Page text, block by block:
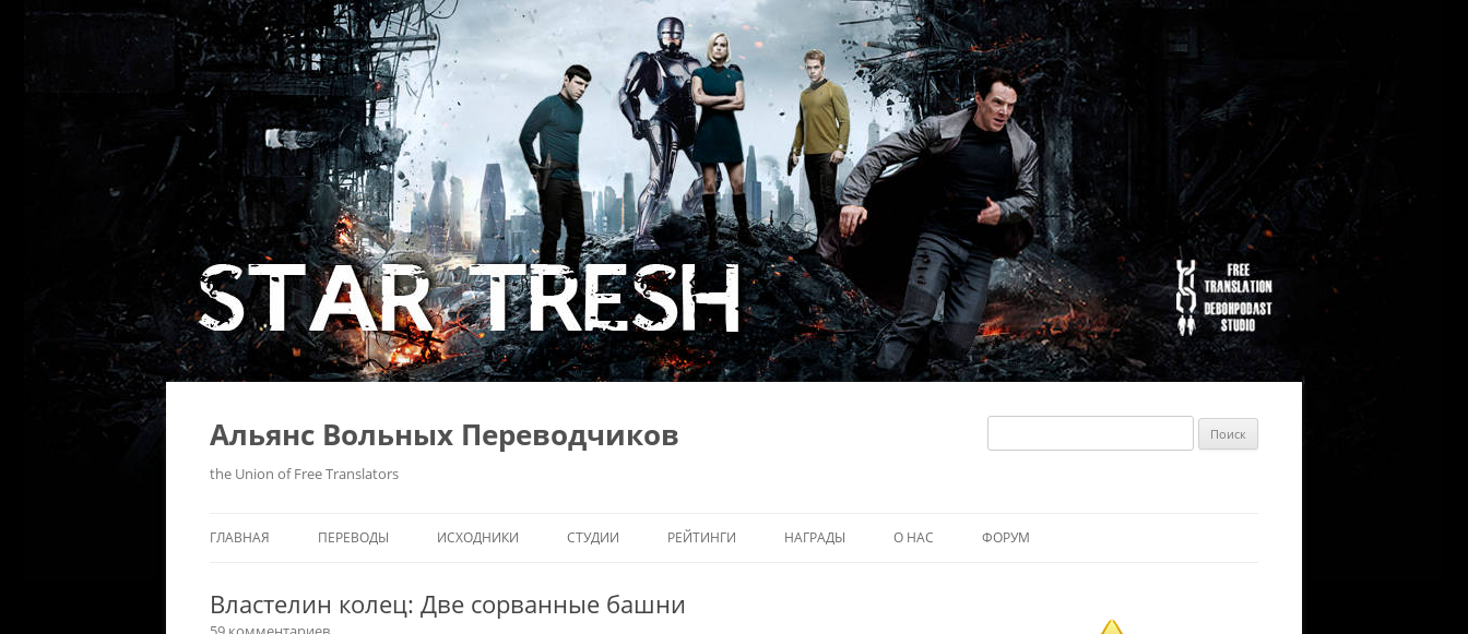
Альянс Вольных Переводчиков
the Union of Free Translators
Найти:
ГЛАВНАЯ ПЕРЕВОДЫ ИСХОДНИКИ СТУДИИ РЕЙТИНГИ НАГРАДЫ О НАС ФОРУМ
Властелин колец: Две сорванные башни